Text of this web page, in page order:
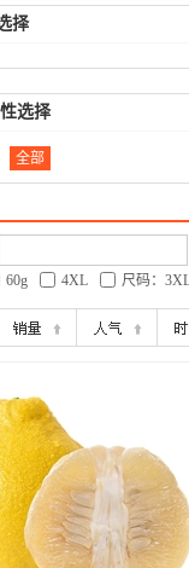
择
选择
全部
60g 4XL 尺码：